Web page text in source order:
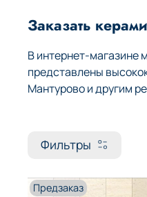
Заказать
В интернет-магазине
представлены
Мантурово и другим
Фильтры
Предзаказ